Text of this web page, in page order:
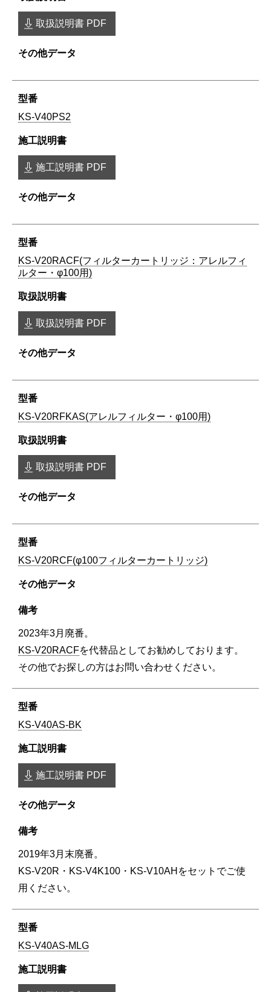
取扱説明書 PDF
KS-V40PS2
施工説明書 PDF
KS-V20RACF(フィルターカートリッジ：アレルフィ
ルター・φ100用)
取扱説明書 PDF
KS-V20RFKAS(アレルフィルター・φ100用)
取扱説明書 PDF
KS-V20RCF(φ100フィルターカートリッジ)
2023年3月廃番。
KS-V20RACFを代替品としてお勧めしております。
その他でお探しの方はお問い合わせください。
KS-V40AS-BK
施工説明書 PDF
2019年3月末廃番。
KS-V20R・KS-V4K100・KS-V10AHをセットでご使
用ください。
KS-V40AS-MLG